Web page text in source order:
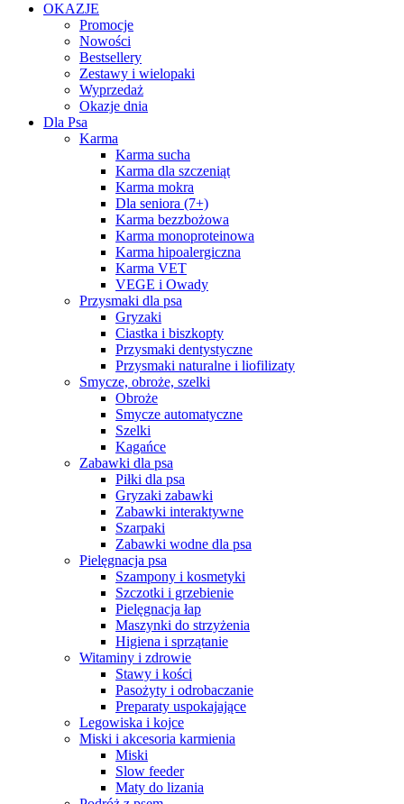
OKAZJE
Promocje
Nowości
Bestsellery
Zestawy i wielopaki
Wyprzedaż
Okazje dnia
Dla Psa
Karma
Karma sucha
Karma dla szczeniąt
Karma mokra
Dla seniora (7+)
Karma bezzbożowa
Karma monoproteinowa
Karma hipoalergiczna
Karma VET
VEGE i Owady
Przysmaki dla psa
Gryzaki
Ciastka i biszkopty
Przysmaki dentystyczne
Przysmaki naturalne i liofilizaty
Smycze, obroże, szelki
Obroże
Smycze automatyczne
Szelki
Kagańce
Zabawki dla psa
Piłki dla psa
Gryzaki zabawki
Zabawki interaktywne
Szarpaki
Zabawki wodne dla psa
Pielęgnacja psa
Szampony i kosmetyki
Szczotki i grzebienie
Pielęgnacja łap
Maszynki do strzyżenia
Higiena i sprzątanie
Witaminy i zdrowie
Stawy i kości
Pasożyty i odrobaczanie
Preparaty uspokajające
Legowiska i kojce
Miski i akcesoria karmienia
Miski
Slow feeder
Maty do lizania